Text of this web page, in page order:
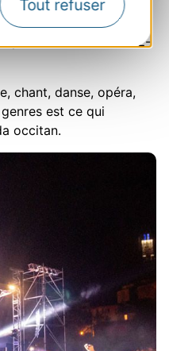
Tout refuser
la ville rose, les
Montpellier,
se donne rendez-
chant, danse, opéra,
est ce qui
occitan.